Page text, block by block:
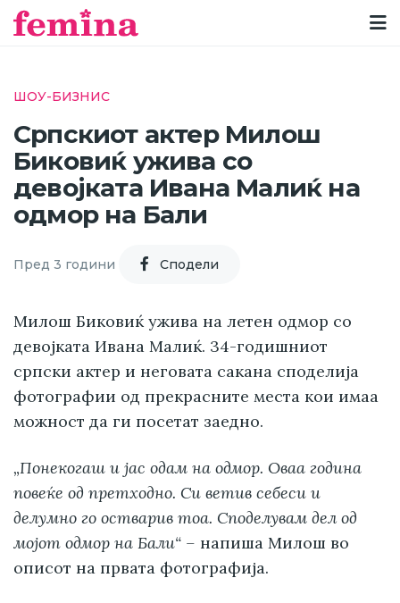
ШОУ-БИЗНИС
Српскиот актер Милош
Биковиќ ужива со
девојката Ивана Малиќ на
одмор на Бали
Пред 3 години Cподели
Милош Биковиќ ужива на летен одмор со
девојката Ивана Малиќ. 34-годишниот
српски актер и неговата сакана споделија
фотографии од прекрасните места кои имаа
можност да ги посетат заедно.
„Понекогаш и јас одам на одмор. Оваа година
повеќе од претходно. Си ветив себеси и
делумно го остварив тоа. Споделувам дел од
мојот одмор на Бали“ – напиша Милош во
описот на првата фотографија.